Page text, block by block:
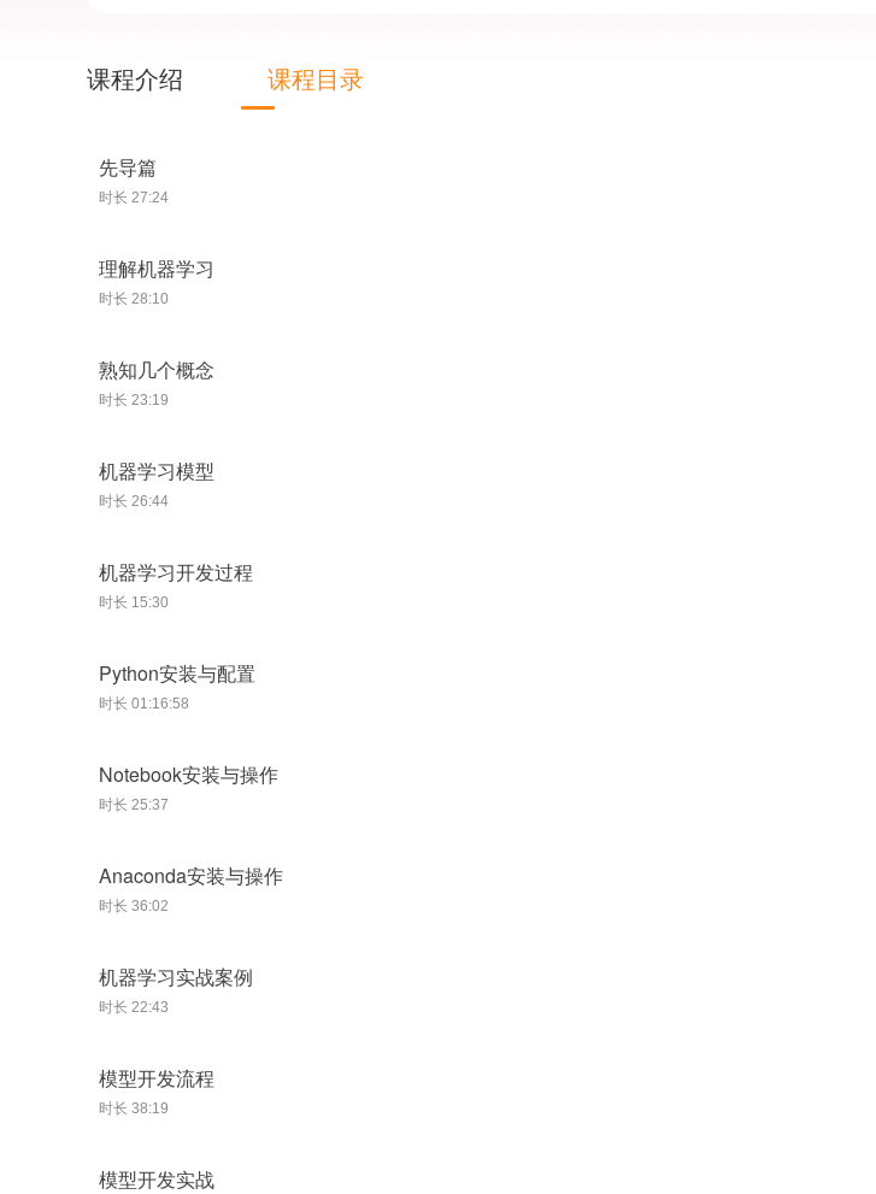
课程介绍 课程目录
先导篇
时长 27:24
理解机器学习
时长 28:10
熟知几个概念
时长 23:19
机器学习模型
时长 26:44
机器学习开发过程
时长 15:30
Python安装与配置
时长 01:16:58
Notebook安装与操作
时长 25:37
Anaconda安装与操作
时长 36:02
机器学习实战案例
时长 22:43
模型开发流程
时长 38:19
模型开发实战